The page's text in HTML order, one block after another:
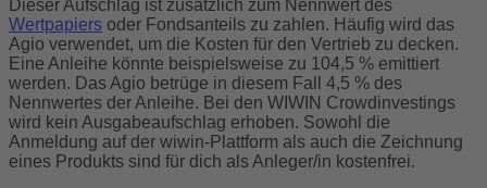
Dieser Aufschlag ist zusätzlich zum Nennwert des
Wertpapiers oder Fondsanteils zu zahlen. Häufig wird das
Agio verwendet, um die Kosten für den Vertrieb zu decken.
Eine Anleihe könnte beispielsweise zu 104,5 % emittiert
werden. Das Agio betrüge in diesem Fall 4,5 % des
Nennwertes der Anleihe. Bei den WIWIN Crowdinvestings
wird kein Ausgabeaufschlag erhoben. Sowohl die
Anmeldung auf der wiwin-Plattform als auch die Zeichnung
eines Produkts sind für dich als Anleger/in kostenfrei.